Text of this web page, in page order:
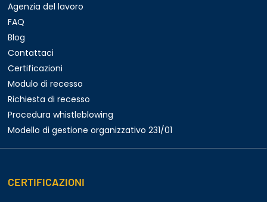
Agenzia del lavoro
FAQ
Blog
Contattaci
Certificazioni
Modulo di recesso
Richiesta di recesso
Procedura whistleblowing
Modello di gestione organizzativo 231/01
CERTIFICAZIONI